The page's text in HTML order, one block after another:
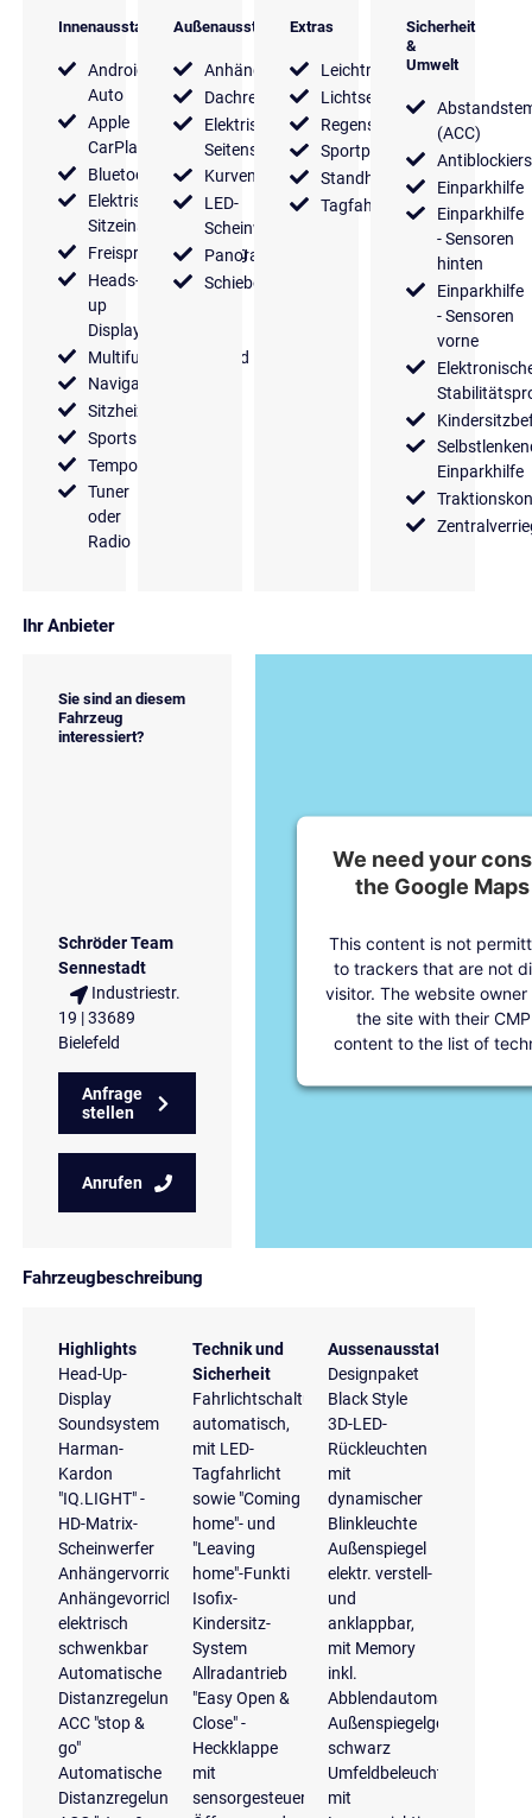
Innenausstattung
Android
Auto
Apple
CarPlay
Bluetooth
Elektrische
Sitzeinstellung
Freisprecheinrichtung
Heads-
up
Display
Multifunktionslenkrad
Navigationssystem
Sitzheizung
Sportsitze
Tempomat
Tuner
oder
Radio
Außenausstattung
Anhängerkupplung
Dachreling
Elektrische
Seitenspiegel
Kurvenlicht
LED-
Scheinwerfer
Panoramadach
Schiebedach
Extras
Leichtmetallfelgen
Lichtsensor
Regensensor
Sportpaket
Standheizung
Tagfahrlicht
Sicherheit
&
Umwelt
(ACC)
Einparkhilfe
Einparkhilfe
- Sensoren
hinten
Einparkhilfe
- Sensoren
vorne
Einparkhilfe
Ihr Anbieter
Sie sind an diesem
Fahrzeug
interessiert?
Schröder Team
Sennestadt
Industriestr.
19 | 33689
Bielefeld
Anfrage
stellen
Anrufen
We need your
the Google
This content is not
to trackers that are not
visitor. The website
the site with their
content to the list of
Fahrzeugbeschreibung
Highlights
Head-Up-
Display
Soundsystem
Harman-
Kardon
"IQ.LIGHT" -
HD-Matrix-
Scheinwerfer
Anhängervorrichtung
Anhängevorrichtung
elektrisch
schwenkbar
Automatische
Distanzregelung
ACC "stop &
go"
Automatische
Distanzregelung
Technik und
Sicherheit
Fahrlichtschaltung
automatisch,
mit LED-
Tagfahrlicht
sowie "Coming
home"- und
"Leaving
home"-Funkti
Isofix-
Kindersitz-
System
Allradantrieb
"Easy Open &
Close" -
Heckklappe
mit
sensorgesteuerter
Aussenausstattung
Designpaket
Black Style
3D-LED-
Rückleuchten
mit
dynamischer
Blinkleuchte
Außenspiegel
elektr. verstell-
und
anklappbar,
mit Memory
inkl.
Abblendautomatik
Außenspiegelgehäuse
schwarz
Umfeldbeleuchtung
mit